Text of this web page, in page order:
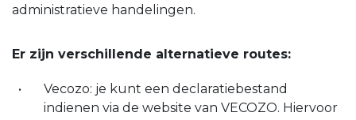
administratieve handelingen.
Er zijn verschillende alternatieve routes:
Vecozo: je kunt een declaratiebestand
indienen via de website van VECOZO. Hiervoor